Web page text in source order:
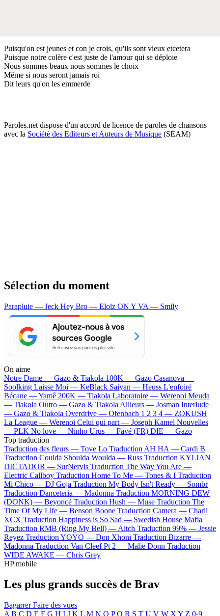
Puisqu'on est jeunes et con je crois, qu'ils sont vieux etcetera
Puisque notre colère c'est juste de l'amour qui se déploie
Nous sommes beaux nous sommes le choix
Même si nous seront jamais roi
Dit leurs qu'on les emmerde
Paroles.net dispose d'un accord de licence de paroles de chansons
avec la Société des Editeurs et Auteurs de Musique (SEAM)
Sélection du moment
Parapluie — Jeck Hey Bro — Eloïz ON Y VA — Smily
On aime
Notre Dame — Gazo & Tiakola 100K — Gazo Casanova —
Soolking Laisse Moi — KeBlack Saiyan — Heuss L'enfoiré
Bécane —Yamê 200K — Tiakola Laboratoire — Werenoi Meuda
— Tiakola Outro — Gazo & Tiakola Ailleurs — Josman Interlude
— Gazo & Tiakola Overdrive — Ofenbach 1 2 3 4 — ZOKUSH
La League — Werenoi Celui qui part — Joseph Kamel Nouvelles
— PLK No love — Ninho Urus — Favé (FR) DIE — Gazo
Top traduction
Traduction des fleurs — Tove Lo Traduction AH HA — Cardi B
Traduction Coulda Shoulda Woulda — Russ Traduction KYLIAN
DICTADOR — SurNervis Traduction The Way You Are —
Electric Callboy Traduction Home To Me — Tones & I Traduction
Mi Chico — DJ Goja Traduction My Body Isn't Ready — Sombr
Traduction Danceteria — Madonna Traduction MORNING DEW
(DONK) — Beyoncé Traduction Hush — Muse Traduction The
Time Of My Life — Benson Boone Traduction Camera — Charli
XCX Traduction Happiness is So Sad — Swedish House Mafia
Traduction RMB (Ring My Bell) — Aitch Traduction 99% — Jessie
Reyez Traduction YOYO — Don Xhoni Traduction Bizarre —
Madonna Traduction Van Cleef Pt 2 — Malie Donn Traduction
WIDE AWAKE — Chris Grey
HP mobile
Les plus grands succès de Brav
BagarrerFaire des vues
A B C D E F G H I J K L M N O P Q R S T U V W X Y Z 0-9